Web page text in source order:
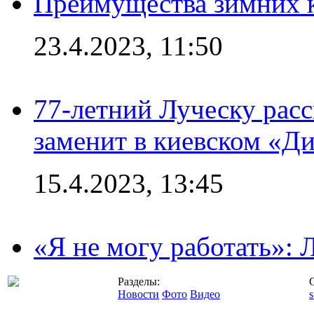
23.4.2023, 11:50
77-летний Луческу
заменит в киевском
15.4.2023, 13:45
«Я не могу работать»:
Разделы:
Новости Фото Видео